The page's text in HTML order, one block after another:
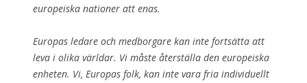
europeiska nationer att enas.
Europas ledare och medborgare kan inte fortsätta att
leva i olika världar. Vi måste återställa den europeiska
enheten. Vi, Europas folk, kan inte vara fria individuellt